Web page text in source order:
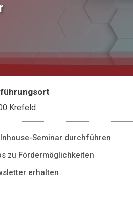
Krefeld
Seminar durchführen
zu Fördermöglichkeiten
erhalten